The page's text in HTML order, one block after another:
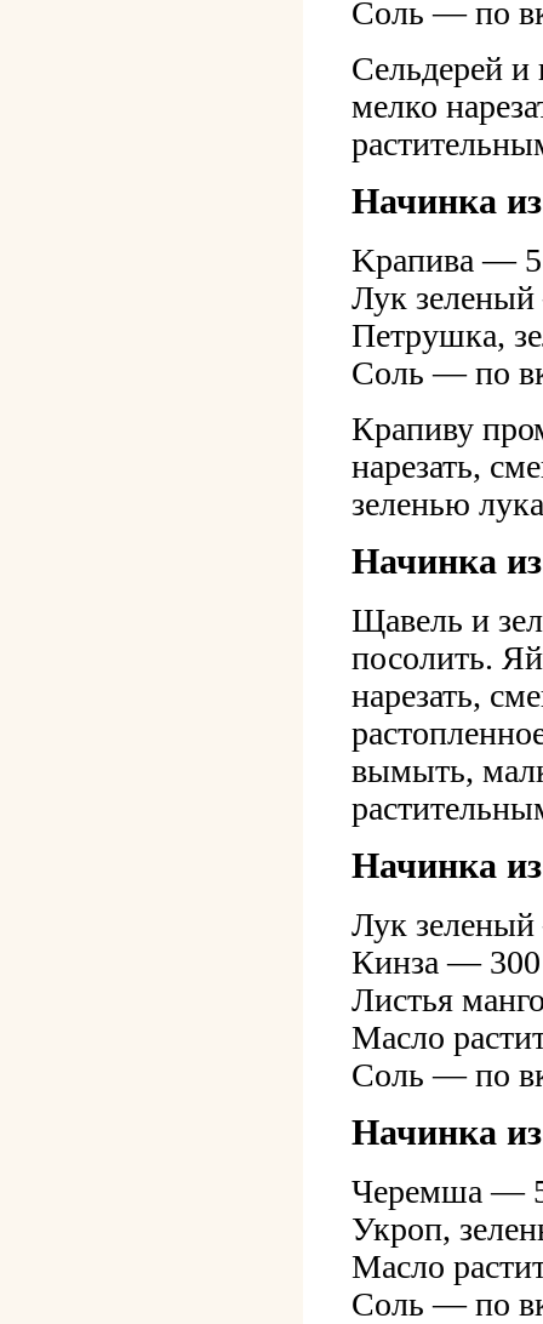
Соль — по
Сельдерей
мелко
Начинка
Kpaпива —
Лук
Петрушка,
Соль — по
Крапиву
нарезать,
зеленью
Начинка
Щавель и
посолить.
нарезать,
вымыть,
Начинка
Лук
Кинза — 300
Листья
Масло
Соль — по
Начинка
Черемша —
Укроп,
Масло
Соль — по